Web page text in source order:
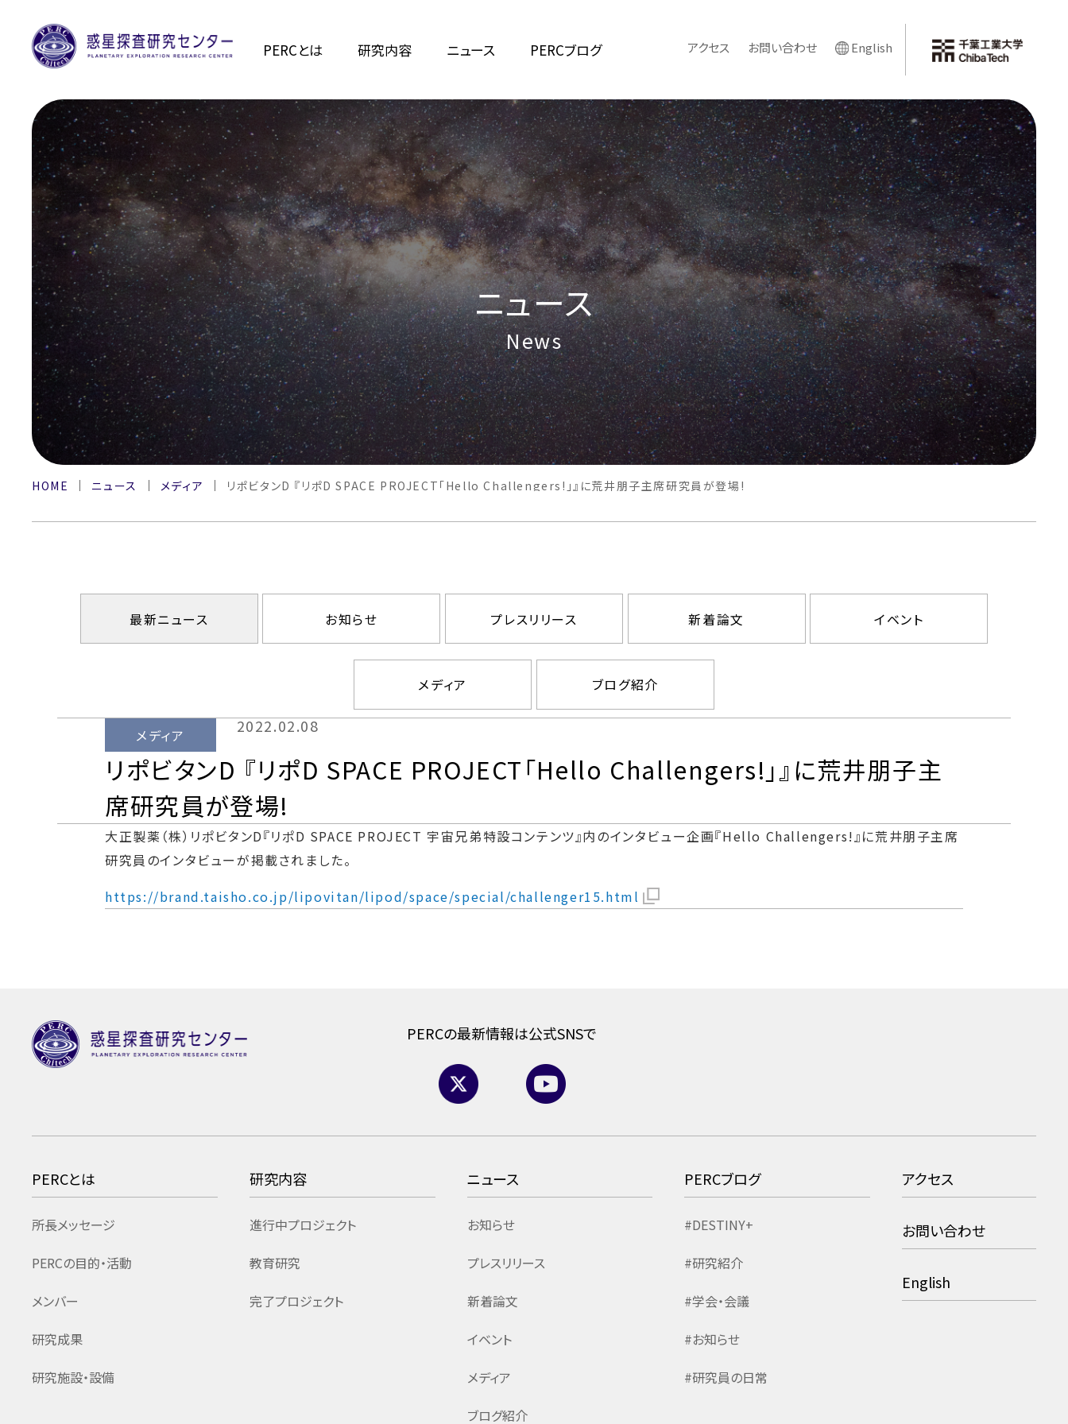
PERCとは 研究内容 ニュース PERCブログ アクセス お問い合わせ English
ニュース
News
HOME ニュース メディア リポビタンD 『リポD SPACE PROJECT「Hello Challengers!」』に荒井朋子主席研究員が登場!
最新ニュース お知らせ プレスリリース 新着論文 イベント
メディア ブログ紹介
メディア 2022.02.08
リポビタンD 『リポD SPACE PROJECT「Hello Challengers!」』に荒井朋子主
席研究員が登場!
大正製薬（株）リポビタンD『リポD SPACE PROJECT 宇宙兄弟特設コンテンツ』内のインタビュー企画『Hello Challengers!』に荒井朋子主席
研究員のインタビューが掲載されました。
https://brand.taisho.co.jp/lipovitan/lipod/space/special/challenger15.html
PERCの最新情報は公式SNSで
PERCとは
所長メッセージ
PERCの目的・活動
メンバー
研究成果
研究施設・設備
研究内容
進行中プロジェクト
教育研究
完了プロジェクト
ニュース
お知らせ
プレスリリース
新着論文
イベント
メディア
ブログ紹介
PERCブログ
#DESTINY+
#研究紹介
#学会・会議
#お知らせ
#研究員の日常
アクセス
お問い合わせ
English